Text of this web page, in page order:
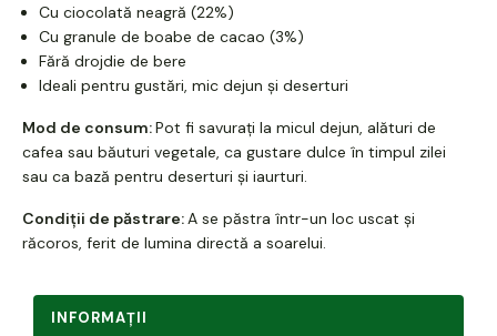
Cu ciocolată neagră (22%)
Cu granule de boabe de cacao (3%)
Fără drojdie de bere
Ideali pentru gustări, mic dejun și deserturi
Mod de consum:Pot fi savurați la micul dejun, alături de
cafea sau băuturi vegetale, ca gustare dulce în timpul zilei
sau ca bază pentru deserturi și iaurturi.
Condiții de păstrare:A se păstra într-un loc uscat și
răcoros, ferit de lumina directă a soarelui.
INFORMAŢII